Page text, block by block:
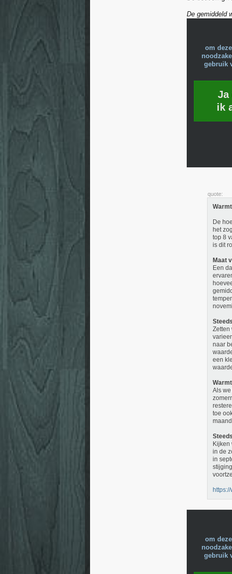
De gemiddeld
om
gebruik
Ja
ik
quote:
De
het
top 8
is dit
Maat
Een
Zetten
naar
een
Als
toe
Kijken
in de
in
om
gebruik